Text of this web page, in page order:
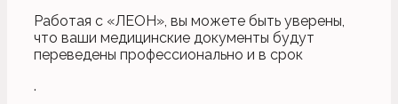
Работая с «ЛЕОН», вы можете быть уверены,
что ваши медицинские документы будут
переведены профессионально и в срок
.